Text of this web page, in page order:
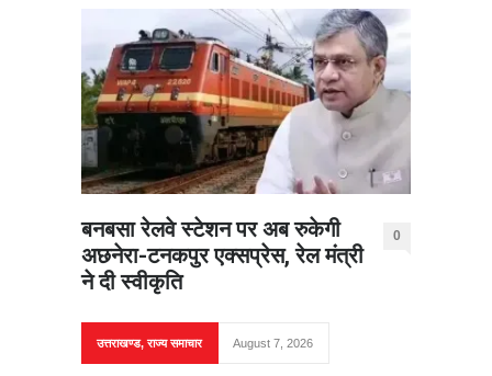
बनबसा रेलवे स्टेशन पर अब रुकेगी
अछनेरा-टनकपुर एक्सप्रेस, रेल मंत्री
ने दी स्वीकृति
0
उत्तराखण्ड,राज्य समाचार August 7, 2026